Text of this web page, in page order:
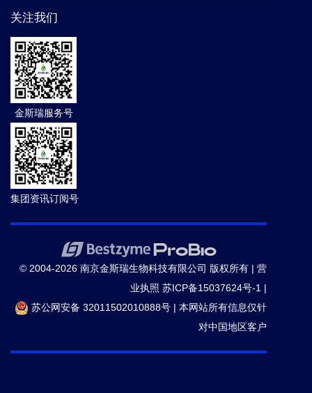
关注我们
金斯瑞服务号
集团资讯订阅号
© 2004-2026 南京金斯瑞生物科技有限公司 版权所有 | 营
业执照 苏ICP备15037624号-1 |
苏公网安备 32011502010888号 | 本网站所有信息仅针
对中国地区客户